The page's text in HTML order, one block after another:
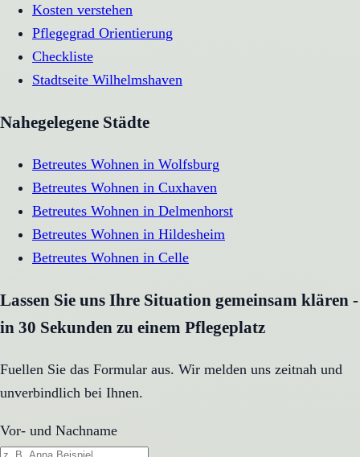
Kosten verstehen
Pflegegrad Orientierung
Checkliste
Stadtseite Wilhelmshaven
Nahegelegene Städte
Betreutes Wohnen in Wolfsburg
Betreutes Wohnen in Cuxhaven
Betreutes Wohnen in Delmenhorst
Betreutes Wohnen in Hildesheim
Betreutes Wohnen in Celle
Lassen Sie uns Ihre Situation gemeinsam klären -
in 30 Sekunden zu einem Pflegeplatz
Fuellen Sie das Formular aus. Wir melden uns zeitnah und
unverbindlich bei Ihnen.
Vor- und Nachname